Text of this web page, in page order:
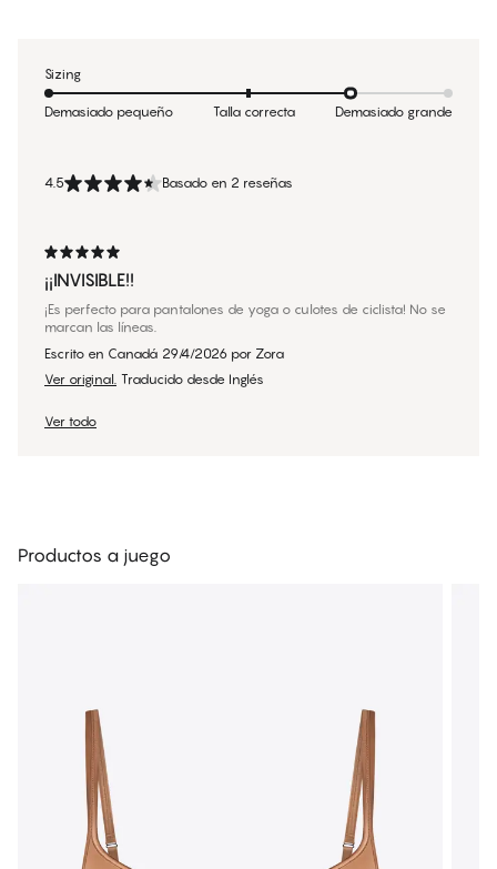
4.5 Basado en 2 reseñas
¡¡INVISIBLE!!
¡Es perfecto para pantalones de yoga o culotes de ciclista! No se
marcan las líneas.
Escrito en Canadá 29/4/2026 por Zora
Ver original. Traducido desde Inglés
Ver todo
Sizing
Demasiado pequeño Talla correcta Demasiado grande
Productos a juego